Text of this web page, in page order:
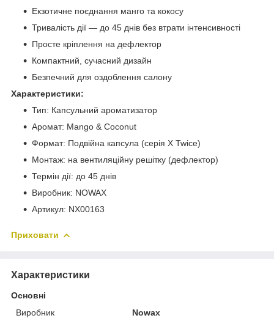
Екзотичне поєднання манго та кокосу
Тривалість дії — до 45 днів без втрати інтенсивності
Просте кріплення на дефлектор
Компактний, сучасний дизайн
Безпечний для оздоблення салону
Характеристики:
Тип: Капсульний ароматизатор
Аромат: Mango & Coconut
Формат: Подвійна капсула (серія X Twice)
Монтаж: на вентиляційну решітку (дефлектор)
Термін дії: до 45 днів
Виробник: NOWAX
Артикул: NX00163
Приховати
Характеристики
Основні
Виробник
Nowax